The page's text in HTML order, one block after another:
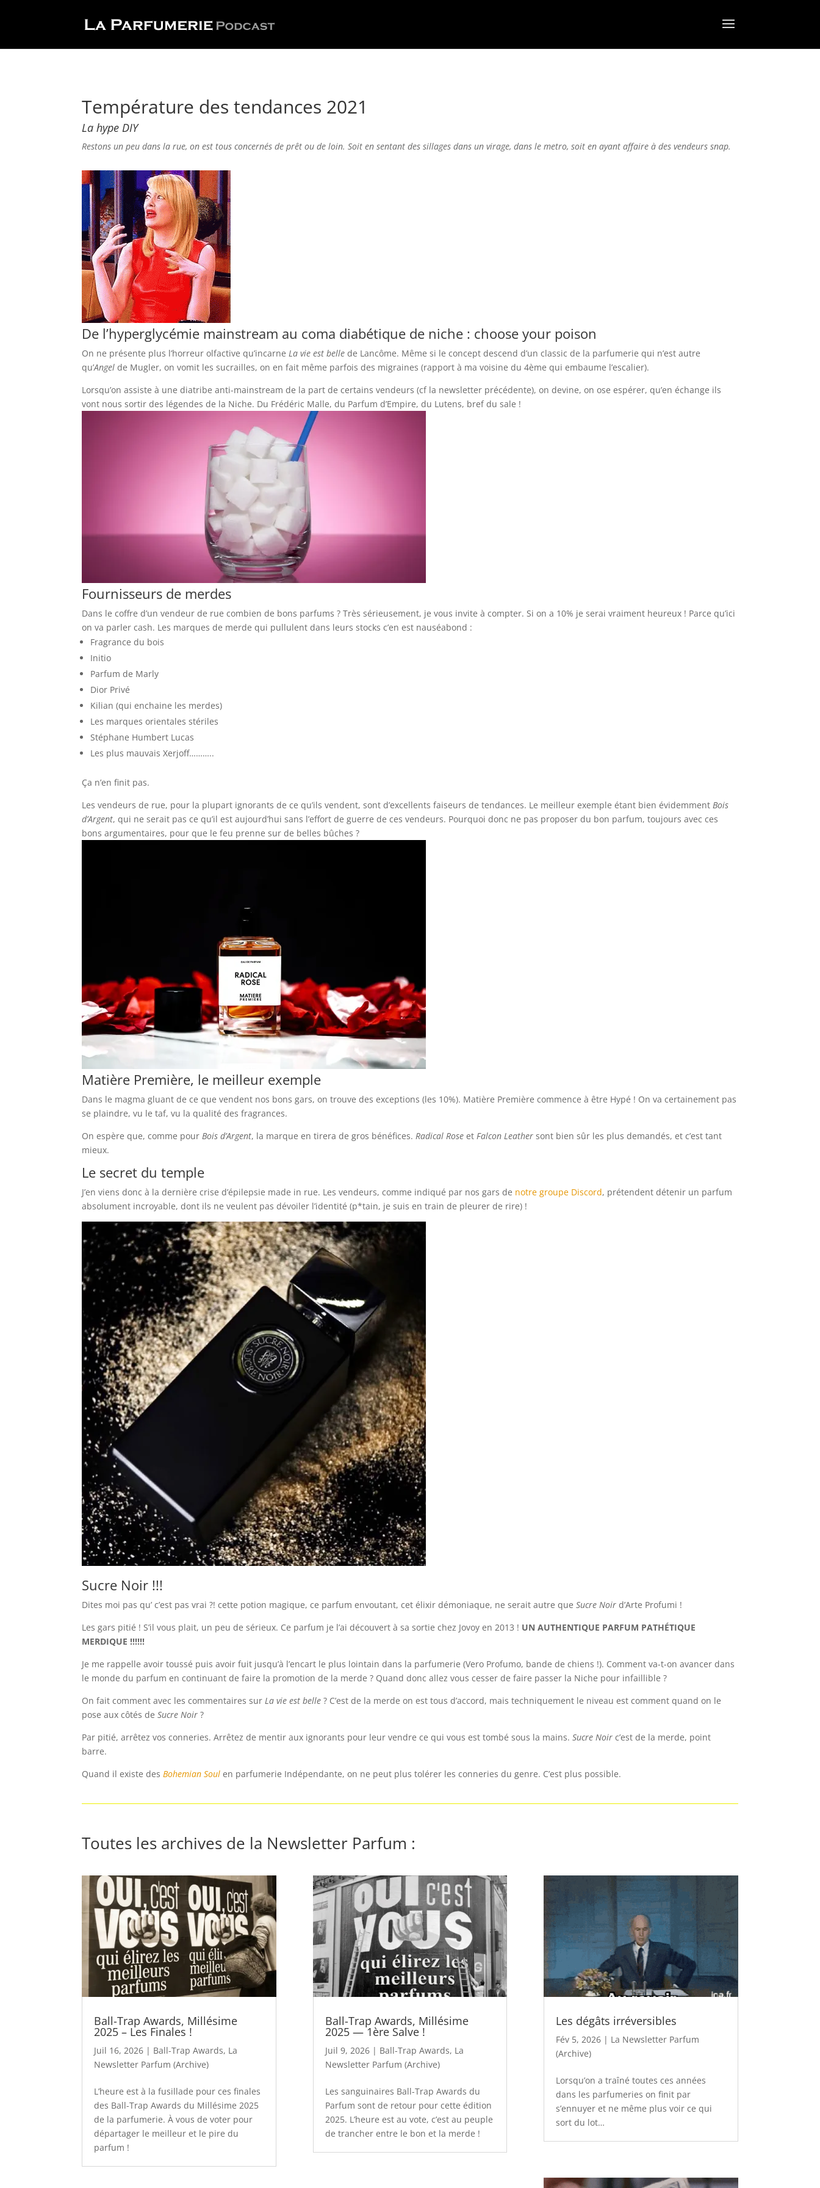
Température des tendances 2021
La hype DIY
Restons un peu dans la rue, on est tous concernés de prêt ou de loin. Soit en sentant des sillages dans un virage, dans le metro, soit en ayant affaire à des vendeurs snap.
De l’hyperglycémie mainstream au coma diabétique de niche : choose your poison
On ne présente plus l’horreur olfactive qu’incarne La vie est belle de Lancôme. Même si le concept descend d’un classic de la parfumerie qui n’est autre
qu’Angel de Mugler, on vomit les sucrailles, on en fait même parfois des migraines (rapport à ma voisine du 4ème qui embaume l’escalier).
Lorsqu’on assiste à une diatribe anti-mainstream de la part de certains vendeurs (cf la newsletter précédente), on devine, on ose espérer, qu’en échange ils
vont nous sortir des légendes de la Niche. Du Frédéric Malle, du Parfum d’Empire, du Lutens, bref du sale !
Fournisseurs de merdes
Dans le coffre d’un vendeur de rue combien de bons parfums ? Très sérieusement, je vous invite à compter. Si on a 10% je serai vraiment heureux ! Parce qu’ici
on va parler cash. Les marques de merde qui pullulent dans leurs stocks c’en est nauséabond :
Fragrance du bois
Initio
Parfum de Marly
Dior Privé
Kilian (qui enchaine les merdes)
Les marques orientales stériles
Stéphane Humbert Lucas
Les plus mauvais Xerjoff………..
Ça n’en finit pas.
Les vendeurs de rue, pour la plupart ignorants de ce qu’ils vendent, sont d’excellents faiseurs de tendances. Le meilleur exemple étant bien évidemment Bois
d’Argent, qui ne serait pas ce qu’il est aujourd’hui sans l’effort de guerre de ces vendeurs. Pourquoi donc ne pas proposer du bon parfum, toujours avec ces
bons argumentaires, pour que le feu prenne sur de belles bûches ?
Matière Première, le meilleur exemple
Dans le magma gluant de ce que vendent nos bons gars, on trouve des exceptions (les 10%). Matière Première commence à être Hypé ! On va certainement pas
se plaindre, vu le taf, vu la qualité des fragrances.
On espère que, comme pour Bois d’Argent, la marque en tirera de gros bénéfices. Radical Rose et Falcon Leather sont bien sûr les plus demandés, et c’est tant
mieux.
Le secret du temple
J’en viens donc à la dernière crise d’épilepsie made in rue. Les vendeurs, comme indiqué par nos gars de notre groupe Discord, prétendent détenir un parfum
absolument incroyable, dont ils ne veulent pas dévoiler l’identité (p*tain, je suis en train de pleurer de rire) !
Sucre Noir !!!
Dites moi pas qu’ c’est pas vrai ?! cette potion magique, ce parfum envoutant, cet élixir démoniaque, ne serait autre que Sucre Noir d’Arte Profumi !
Les gars pitié ! S’il vous plait, un peu de sérieux. Ce parfum je l’ai découvert à sa sortie chez Jovoy en 2013 ! UN AUTHENTIQUE PARFUM PATHÉTIQUE
MERDIQUE !!!!!!
Je me rappelle avoir toussé puis avoir fuit jusqu’à l’encart le plus lointain dans la parfumerie (Vero Profumo, bande de chiens !). Comment va-t-on avancer dans
le monde du parfum en continuant de faire la promotion de la merde ? Quand donc allez vous cesser de faire passer la Niche pour infaillible ?
On fait comment avec les commentaires sur La vie est belle ? C’est de la merde on est tous d’accord, mais techniquement le niveau est comment quand on le
pose aux côtés de Sucre Noir ?
Par pitié, arrêtez vos conneries. Arrêtez de mentir aux ignorants pour leur vendre ce qui vous est tombé sous la mains. Sucre Noir c’est de la merde, point
barre.
Quand il existe des Bohemian Soul en parfumerie Indépendante, on ne peut plus tolérer les conneries du genre. C’est plus possible.
Toutes les archives de la Newsletter Parfum :
Ball-Trap Awards, Millésime
2025 – Les Finales !
Juil 16, 2026 | Ball-Trap Awards, La
Newsletter Parfum (Archive)
L’heure est à la fusillade pour ces finales
des Ball-Trap Awards du Millésime 2025
de la parfumerie. À vous de voter pour
départager le meilleur et le pire du
parfum !
Ball-Trap Awards, Millésime
2025 — 1ère Salve !
Juil 9, 2026| Ball-Trap Awards, La
Newsletter Parfum (Archive)
Les sanguinaires Ball-Trap Awards du
Parfum sont de retour pour cette édition
2025. L’heure est au vote, c’est au peuple
de trancher entre le bon et la merde !
Les dégâts irréversibles
Fév 5, 2026| La Newsletter Parfum
(Archive)
Lorsqu’on a traîné toutes ces années
dans les parfumeries on finit par
s’ennuyer et ne même plus voir ce qui
sort du lot…